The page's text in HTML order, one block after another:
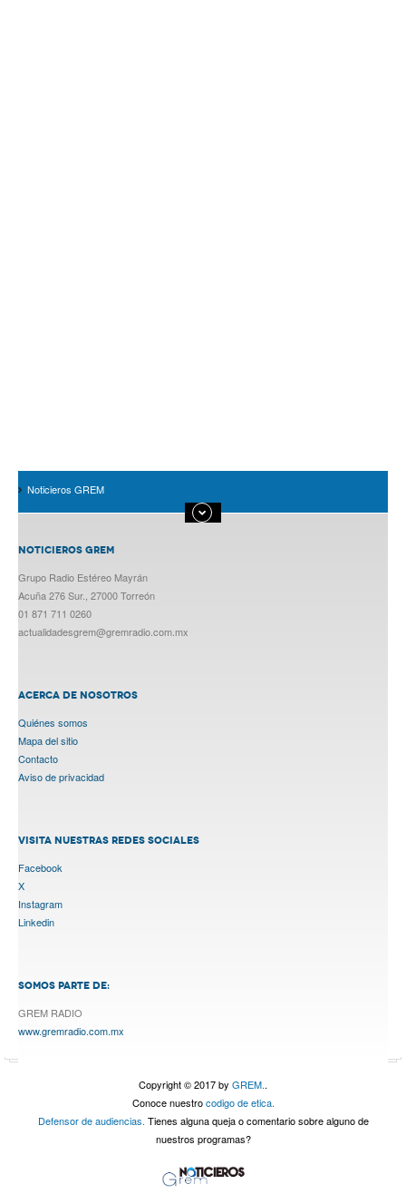
Noticieros GREM
NOTICIEROS GREM
Grupo Radio Estéreo Mayrán
Acuña 276 Sur., 27000 Torreón
01 871 711 0260
actualidadesgrem@gremradio.com.mx
ACERCA DE NOSOTROS
Quiénes somos
Mapa del sitio
Contacto
Aviso de privacidad
VISITA NUESTRAS REDES SOCIALES
Facebook
X
Instagram
Linkedin
SOMOS PARTE DE:
GREM RADIO
www.gremradio.com.mx
Copyright © 2017 by GREM..
Conoce nuestrocodigo de etica.
Defensor de audiencias. Tienes alguna queja o comentario sobre alguno de
nuestros programas?